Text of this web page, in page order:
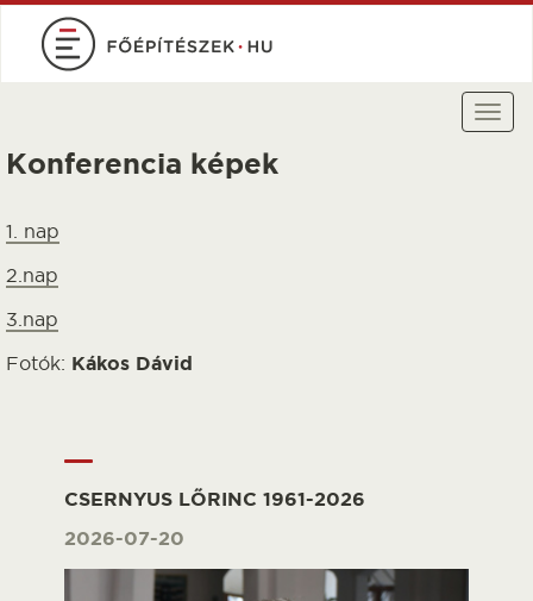
Ugrás
tartalomra
Konferencia képek
1. nap
2.nap
3.nap
Fotók: Kákos Dávid
CSERNYUS LŐRINC 1961-2026
2026-07-20